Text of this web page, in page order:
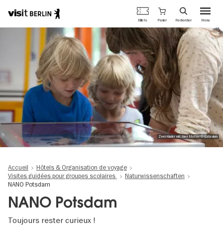
Portail
officiel
Berlin
Menu
Billets Panier Rechercher
Zwei Kinder mit Ihrer Mutter © Extavium
Accueil
Hôtels & Organisation de voyage
Visites guidées pour groupes scolaires
Naturwissenschaften
NANO Potsdam
NANO Potsdam
Toujours rester curieux !